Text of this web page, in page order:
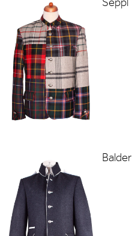
Balder